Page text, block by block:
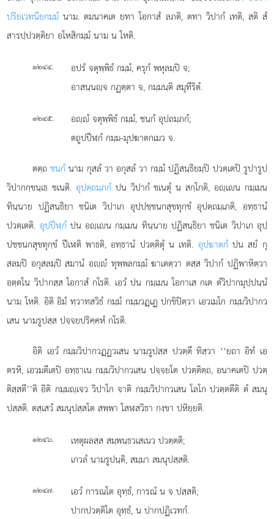
ปริยเวทนียกมฺมํ นาม. ตมนาคเต ยทา โอกาสํ ลภติ, ตทา วิปากํ เทติ, สติ สํ
สารปฺปวตฺติยา อโหสิกมฺมํ นาม น โหติ.
๑๒๔๔. อปรํ จตุพฺพิธํ กมฺมํ, ครุกํ พหุลมฺปิ จ;
อาสนฺนฺจ กฏตฺตา จ, กมฺมนฺติ สมุทีริตํ.
๑๒๔๕.
อฺํ จตุพฺพิธํ กมฺมํ, ชนกํ อุปถมฺภกํ;
ตถูปปีฬกํ กมฺม-มุปฆาตกเมว จ.
ตตฺถชนกํ นาม กุสลํ วา อกุสลํ วา กมฺมํ ปฏิสนฺธิยมฺปิ ปวตฺเตปิ รูปารูป
วิปากกฺขนฺเธ ชเนติ. อุปตฺถมฺภกํปน วิปากํ ชเนตุํ น สกฺโกติ, อฺเน กมฺเมน
ทินฺนาย ปฏิสนฺธิยา ชนิเต วิปาเก อุปฺปชฺชนกสุขทุกฺขํ อุปตฺถมฺเภติ, อทฺธานํ
ปวตฺเตติ. อุปปีฬกํปน อฺเน กมฺเมน ทินฺนาย ปฏิสนฺธิยา ชนิเต วิปาเก อุปฺ
ปชฺชนกสุขทุกฺขํ ปีเฬติ พาธติ, อทฺธานํ ปวตฺติตุํ น เทติ. อุปฆาตกํปน สยํ กุ
สลมฺปิ อกุสลมฺปิ สมานํ อฺํ ทุพฺพลกมฺมํ ฆาเตตฺวา ตสฺส วิปากํ ปฏิพาหิตฺวา
อตฺตโน วิปากสฺส โอกาสํ กโรติ. เอวํ ปน กมฺเมน โอกาเส กเต ตํวิปากมุปฺปนฺนํ
นาม โหติ. อิติ อิมํ ทฺวาทสวิธํ กมฺมํ กมฺมวฏฺเฏ ปกฺขิปิตฺวา เอวเมโก กมฺมวิปากว
เสน นามรูปสฺส ปจฺจยปริคฺคหํ กโรติ.
อิติ เอวํ กมฺมวิปากวฏฺฏวเสน นามรูปสฺส ปวตฺตึ ทิสฺวา ‘‘ยถา อิทํ เอ
ตรหิ, เอวมตีเตปิ อทฺธาเน กมฺมวิปากวเสน ปจฺจยโต ปวตฺติตฺถ, อนาคเตปิ ปวตฺ
ติสฺสตี’’ติ อิติ กมฺมฺเจว วิปาโก จาติ กมฺมวิปากวเสน โลโก ปวตฺตตีติ ตํ สมนุ
ปสฺสติ. ตสฺเสวํ สมนุปสฺสโต สพฺพา โสฬสวิธา กงฺขา ปหิยฺยติ.
๑๒๔๖.
เหตุผลสฺส สมฺพนฺธวเสเนว ปวตฺตติ;
เกวลํ นามรูปนฺติ, สมฺมา สมนุปสฺสติ.
๑๒๔๗.
เอวํ การณโต อุทฺธํ, การณํ น จ ปสฺสติ;
ปากปวตฺติโต อุทฺธํ, น ปากปฏิเวทกํ.